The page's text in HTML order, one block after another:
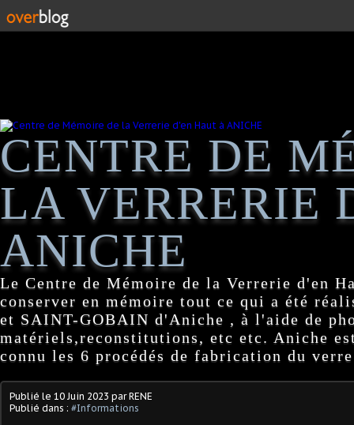
CENTRE DE
LA VERRERIE
ANICHE
Le Centre de Mémoire de la Verrerie d'en
conserver en mémoire tout ce qui a été
et SAINT-GOBAIN d'Aniche , à l'aide de
matériels,reconstitutions, etc etc. Aniche
connu les 6 procédés de fabrication du
Publié le 10 Juin 2023 par RENE
Publié dans : #Informations